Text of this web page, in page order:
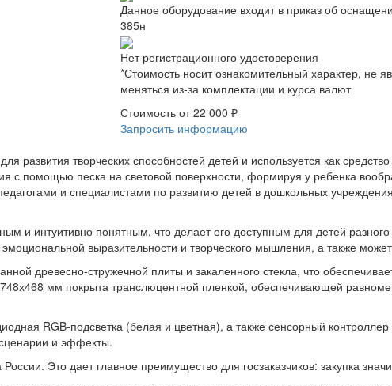
Данное оборудование входит в приказ об
385н
Нет регистрационного удостоверения
*Стоимость носит ознакомительный характер, не
меняться из-за комплектации и курса валют
Стоимость от22 000 ₽
Запросить информацию
развития творческих способностей детей и используется как
с помощью песка на световой поверхности, формируя у ребенка
и специалистами по развитию детей в дошкольных
и интуитивно понятным, что делает его доступным для детей
выразительности и творческого мышления, а также
древесно-стружечной плиты и закаленного стекла, что
мм покрыта транслюцентной пленкой, обеспечивающей
RGB-подсветка (белая и цветная), а также сенсорный
и эффекты.
Это дает главное преимущество для госзаказчиков: закупка